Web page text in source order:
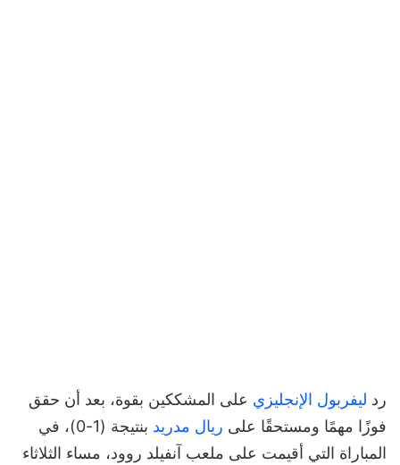
رد ليفربول الإنجليزي على المشككين بقوة، بعد أن حقق
فوزًا مهمًا ومستحقًا على ريال مدريد
بنتيجة (1-0)، في
المباراة التي أقيمت على ملعب آنفيلد روود، مساء الثلاثاء